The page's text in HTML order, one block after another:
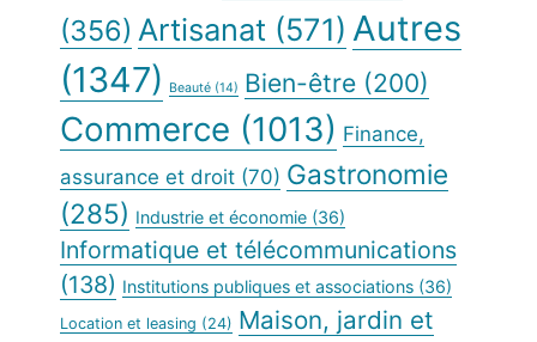
(356) Artisanat (571) Autres
(1347)
Beauté (14) Bien-être (200)
Commerce (1013) Finance,
assurance et droit (70) Gastronomie
(285) Industrie et économie (36)
Informatique et télécommunications
(138) Institutions publiques et associations (36)
Location et leasing (24) Maison, jardin et